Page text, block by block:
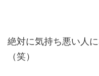
絶対に気持ち悪い人
（笑）